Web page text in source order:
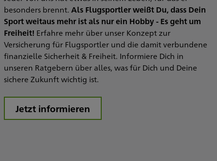
besonders brennt. Als Flugsportler weißt Du, dass Dein
Sport weitaus mehr ist als nur ein Hobby - Es geht um
Freiheit! Erfahre mehr über unser Konzept zur
Versicherung für Flugsportler und die damit verbundene
finanzielle Sicherheit & Freiheit. Informiere Dich in
unseren Ratgebern über alles, was für Dich und Deine
sichere Zukunft wichtig ist.
Jetzt informieren